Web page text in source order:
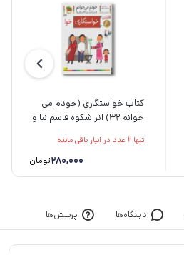
کتاب خواستگاری (خودم می
خوانم 32) اثر شکوه قاسم نیا و
تنها 2 عدد در انبار باقی مانده
280,000تومان
دیدگاه‌ها پرسش‌ها